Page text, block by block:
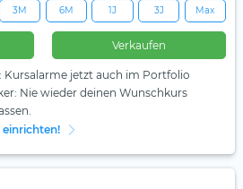
3M 6M 1J 3J Max
Verkaufen
Kursalarme jetzt auch im Portfolio
Nie wieder deinen Wunschkurs
einrichten!